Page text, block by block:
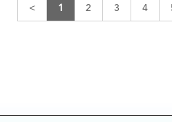
< 1 2 3 4